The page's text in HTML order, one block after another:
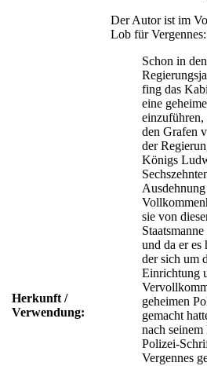
Herkunft /
Verwendung:
Der Autor ist im
Lob für Vergennes:
Schon in
fing das
eine
einzuführen,
den Grafen
der
Königs
sie von
und da er es
der sich um
Einrichtung
geheimen
gemacht
nach
Polizei-
Vergennes